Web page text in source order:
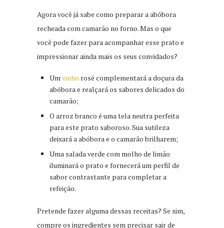
Agora você já sabe como preparar a abóbora
recheada com camarão no forno. Mas o que
você pode fazer para acompanhar esse prato e
impressionar ainda mais os seus convidados?
Umvinho rosé complementará a doçura da
abóbora e realçará os sabores delicados do
camarão;
O arroz branco é uma tela neutra perfeita
para este prato saboroso. Sua sutileza
deixará a abóbora e o camarão brilharem;
Uma salada verde com molho de limão
iluminará o prato e fornecerá um perfil de
sabor contrastante para completar a
refeição.
Pretende fazer alguma dessas receitas? Se sim,
compre os ingredientes sem precisar sair de